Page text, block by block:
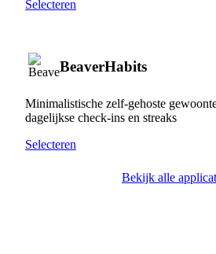
Selecteren
BeaverHabits
Minimalistische zelf-gehoste
dagelijkse check-ins en streaks
Selecteren
Bekijk alle